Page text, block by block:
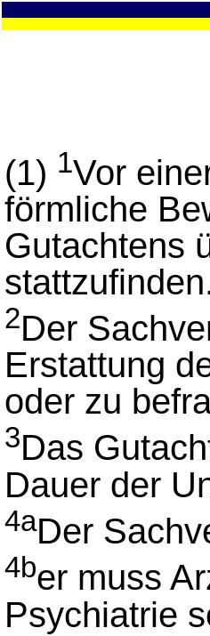
(1) 1Vor
förmliche
Gutachtens
2Der
Erstattung
oder zu
3Das
Dauer der
4aDer
4ber muss
Psychiatrie